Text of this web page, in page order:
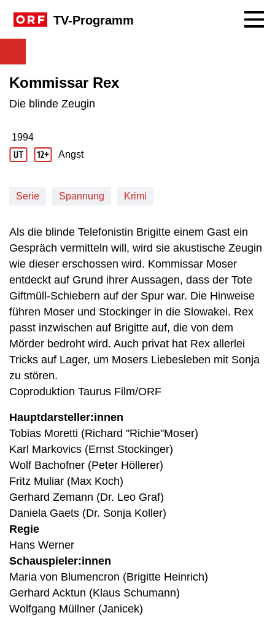
TV-Programm
Kommissar Rex
Die blinde Zeugin
Produktionsjahr: 1994
1994
Jugendschutz Beschreibung: Angst
Angst
Serie Spannung Krimi
Als die blinde Telefonistin Brigitte einem Gast ein
Gespräch vermitteln will, wird sie akustische Zeugin
wie dieser erschossen wird. Kommissar Moser
entdeckt auf Grund ihrer Aussagen, dass der Tote
Giftmüll-Schiebern auf der Spur war. Die Hinweise
führen Moser und Stockinger in die Slowakei. Rex
passt inzwischen auf Brigitte auf, die von dem
Mörder bedroht wird. Auch privat hat Rex allerlei
Tricks auf Lager, um Mosers Liebesleben mit Sonja
zu stören.
Coproduktion Taurus Film/ORF
Hauptdarsteller:innen
Tobias Moretti (Richard "Richie"Moser)
Karl Markovics (Ernst Stockinger)
Wolf Bachofner (Peter Höllerer)
Fritz Muliar (Max Koch)
Gerhard Zemann (Dr. Leo Graf)
Daniela Gaets (Dr. Sonja Koller)
Regie
Hans Werner
Schauspieler:innen
Maria von Blumencron (Brigitte Heinrich)
Gerhard Acktun (Klaus Schumann)
Wolfgang Müllner (Janicek)